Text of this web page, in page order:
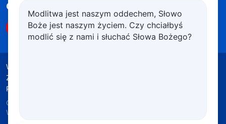
Obserwuj nas
Warunki korzystania
Źródła wykorzystanych materiałów
Polityka plików cookie
Copyright © 2026
Wszechmogącego.
Modlitwa jest naszym oddechem, Słowo
Boże jest naszym życiem. Czy chciałbyś
modlić się z nami i słuchać Słowa Bożego?